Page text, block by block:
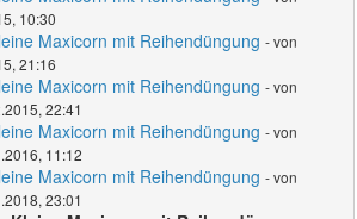
10:30
Maxicorn mit Reihendüngung - von
21:16
Maxicorn mit Reihendüngung - von
22:41
Maxicorn mit Reihendüngung - von
11:12
Maxicorn mit Reihendüngung - von
23:01